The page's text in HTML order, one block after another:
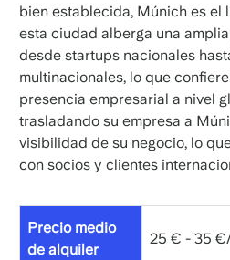
bien establecida, Múnich es el
esta ciudad alberga una
desde startups nacionales
multinacionales, lo que
presencia empresarial a nivel
trasladando su empresa a
visibilidad de su negocio, lo
con socios y clientes
Precio medio
de alquiler
25 € - 35